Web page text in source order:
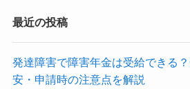
最近の投稿
発達障害で障害年金は受給できる
安・申請時の注意点を解説